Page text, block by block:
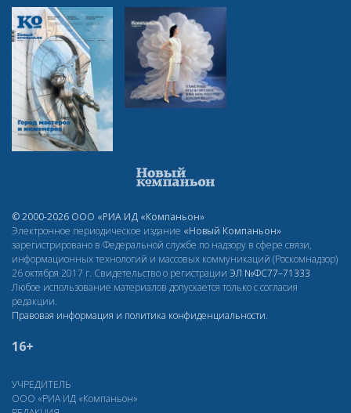
© 2000-2026 ООО «РИА ИД «Компаньон»
Электронное периодическое издание «Новый Компаньон»
зарегистрировано в Федеральной службе по надзору в сфере связи,
информационных технологий и массовых коммуникаций (Роскомнадзор)
26 октября 2017 г. Свидетельство о регистрации ЭЛ №ФС77–71333
Любое использование материалов допускается только с согласия
редакции.
Правовая информация и политика конфиденциальности.
16+
УЧРЕДИТЕЛЬ
ООО «РИА ИД «Компаньон»